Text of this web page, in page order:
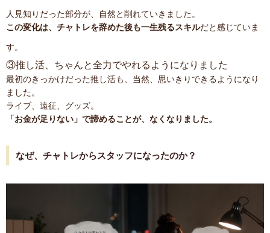
人見知りだった部分が、自然と削れていきました。
この変化は、チャトレを辞めた後も一生残るスキルだと感じていま
す。
③推し活、ちゃんと全力でやれるようになりました
最初のきっかけだった推し活も、当然、思いきりできるようになり
ました。
ライブ、遠征、グッズ。
「お金が足りない」で諦めることが、なくなりました。
なぜ、チャトレからスタッフになったのか？